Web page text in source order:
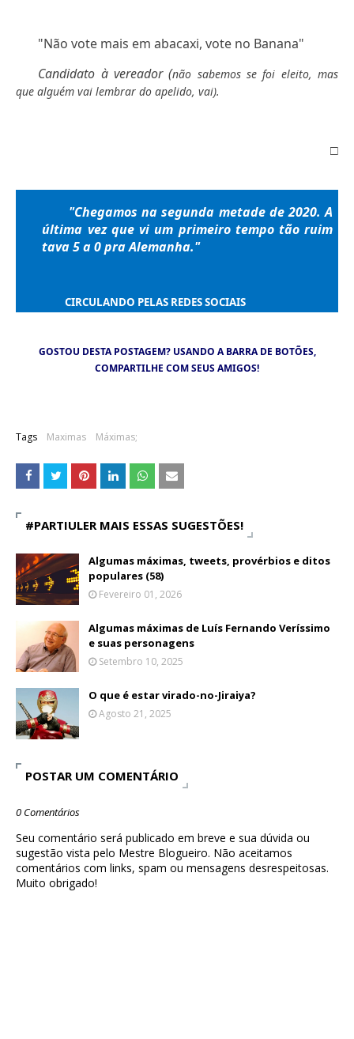
"Não vote mais em abacaxi, vote no Banana"
Candidato à vereador (não sabemos se foi eleito, mas
que alguém vai lembrar do apelido, vai).
□
"Chegamos na segunda metade de 2020. A
última vez que vi um primeiro tempo tão ruim
tava 5 a 0 pra Alemanha."
CIRCULANDO PELAS REDES SOCIAIS
GOSTOU DESTA POSTAGEM? USANDO A BARRA DE BOTÕES,
COMPARTILHE COM SEUS AMIGOS!
Tags Maximas Máximas;
#PARTIULER MAIS ESSAS SUGESTÕES!
Algumas máximas, tweets, provérbios e ditos
populares (58)
Fevereiro 01, 2026
Algumas máximas de Luís Fernando Veríssimo
e suas personagens
Setembro 10, 2025
O que é estar virado-no-Jiraiya?
Agosto 21, 2025
POSTAR UM COMENTÁRIO
0 Comentários
Seu comentário será publicado em breve e sua dúvida ou
sugestão vista pelo Mestre Blogueiro. Não aceitamos
comentários com links, spam ou mensagens desrespeitosas.
Muito obrigado!